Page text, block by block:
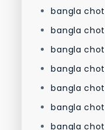
bangla
bangla
bangla
bangla
bangla
bangla
bangla